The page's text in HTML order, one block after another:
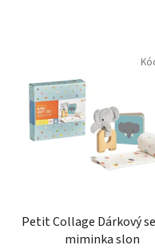
Petit Collage Dárkový
miminka slon